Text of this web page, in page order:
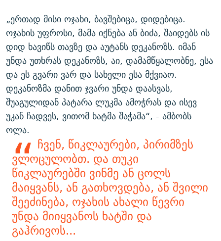
„ერთად მისი ოჯახი, ბავშებიცა, დიდებიცა.
ოჯახის უფროსი, მამა იქნება ან ბიძა, შაიდებს ის
დიდ ხავიწს თავზე და აუტანს დეკანოზს. იმან
უნდა უთხრას დეკანოზს, აი, დამამწყალობნე, ესა
და ეს გვარი ვარ და სახელი ესა მქვიაო.
დეკანოზმა დანით ჯვარი უნდა დაასვას,
შუაგულიდან პატარა ლუკმა ამოჭრას და ისევ
უკან ჩადვეს, ვითომ ხატმა შაჭამა“, - ამბობს
ოლა.
ჩვენ, წიკლაურები, პირიმზეს
ვლოცულობთ. და თუკი
წიკლაურებში ვინმე ან ცოლს
მაიყვანს, ან გათხოვდება, ან შვილი
შეეძინება, ოჯახის ახალი წევრი
უნდა მიიყვანოს ხატში და
გაჰრივოს...